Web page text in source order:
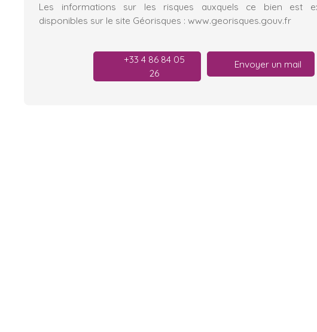
Les informations sur les risques auxquels ce bien est
disponibles sur le site Géorisques : www.georisques.gouv.fr
+33 4 86 84 05
26
Envoyer un mail